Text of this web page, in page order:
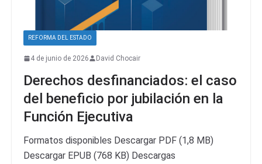
REFORMA DEL ESTADO
4 de junio de 2026 David Chocair
Derechos desfinanciados: el caso
del beneficio por jubilación en la
Función Ejecutiva
Formatos disponibles Descargar PDF (1,8 MB)
Descargar EPUB (768 KB) Descargas